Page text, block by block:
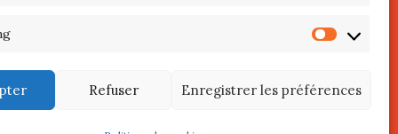
Refuser Enregistrer les préférences